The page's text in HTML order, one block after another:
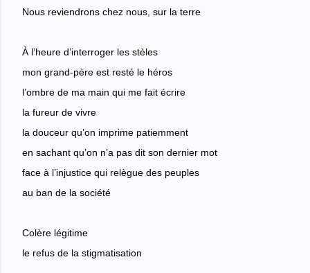
Nous reviendrons chez nous, sur la terre
À l’heure d’interroger les stèles
mon grand-père est resté le héros
l’ombre de ma main qui me fait écrire
la fureur de vivre
la douceur qu’on imprime patiemment
en sachant qu’on n’a pas dit son dernier mot
face à l’injustice qui relègue des peuples
au ban de la société
Colère légitime
le refus de la stigmatisation